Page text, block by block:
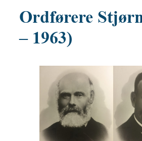
Ordførere
– 1963)